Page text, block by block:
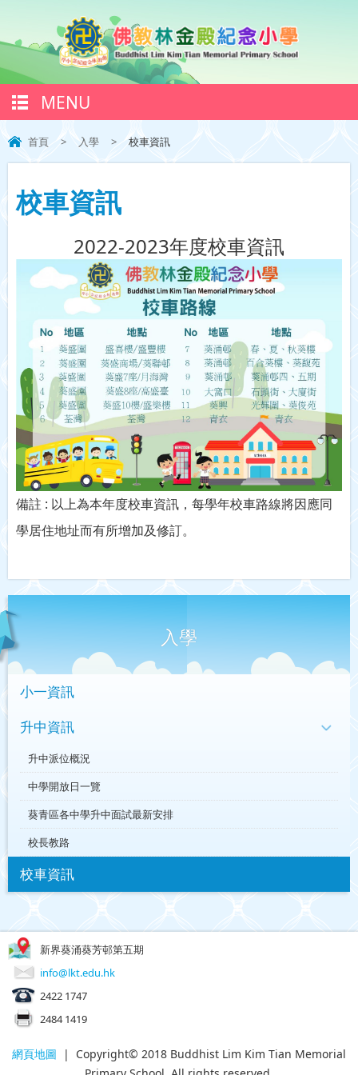
MENU
首頁 > 入學 > 校車資訊
校車資訊
2022-2023年度校車資訊
備註 : 以上為本年度校車資訊，每學年校車路線將因應同
學居住地址而有所增加及修訂。
入學
小一資訊
升中資訊
升中派位概況
中學開放日一覽
葵青區各中學升中面試最新安排
校長教路
校車資訊
新界葵涌葵芳邨第五期
info@lkt.edu.hk
2422 1747
2484 1419
網頁地圖 | Copyright© 2018 Buddhist Lim Kim Tian Memorial